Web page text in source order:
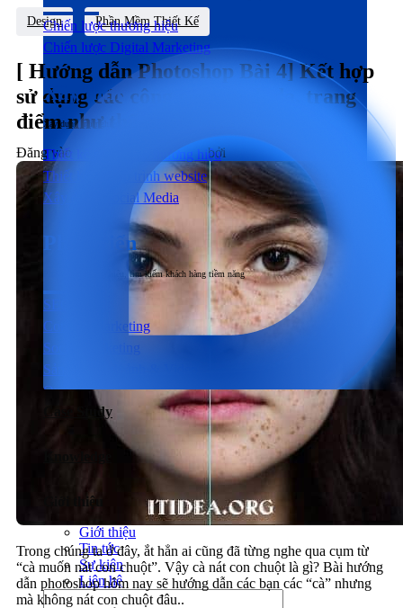
Chiến lược thương hiệu
Chiến lược Digital Marketing
Xây dựng
Xây dựng trải nghiệm người dùng đầu cuối tương tác với sản phẩm & dịch vụ
Thiết kế nhận diện thương hiệu
Thiết kế & Lập trình website
Xây dựng Social Media
Phát triển
Phát triển thương hiệu, tìm kiếm khách hàng tiềm năng
SEO
Content Marketing
Social Marketing
Sản xuất hình ảnh & Video
Quảng cáo trả phí
Dịch vụ chăm sóc website
Case Study
Giới thiệu
Giới thiệu
Tin tức
Sự kiện
Liên hệ
Design Phần Mềm Thiết Kế
[ Hướng dẫn Photoshop Bài 4] Kết hợp
sử dụng các công cụ. Chỉnh da, trang
điểm như thế nào?
Đăng vào 14/03/2026 bởiinDMP
Trong chúng ta ở đây, ắt hẳn ai cũng đã từng nghe qua cụm từ
“cà muốn nát con chuột”. Vậy cà nát con chuột là gì? Bài hướng
dẫn photoshop hôm nay sẽ hướng dẫn các bạn các “cà” nhưng
mà không nát con chuột đâu..